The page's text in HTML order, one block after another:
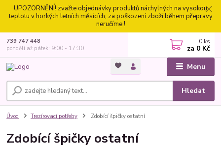
UPOZORNĚNÍ! zvažte objednávky produktů náchylných na vysokou
teplotu v horkých letních měsících, za poškození zboží během přepravy
neručíme !
Menu
Hledat
739 747 448
pondělí až pátek: 9:00 - 17:30
0 ks
za 0 Kč
Úvod Trezírovací potřeby Zdobící špičky ostatní
Zdobící špičky ostatní